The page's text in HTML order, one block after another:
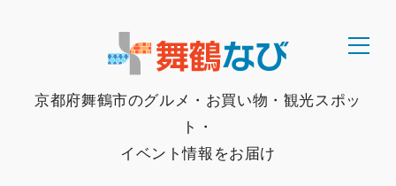
京都府舞鶴市のグルメ・お買い物・観光スポッ
ト・
イベント情報をお届け